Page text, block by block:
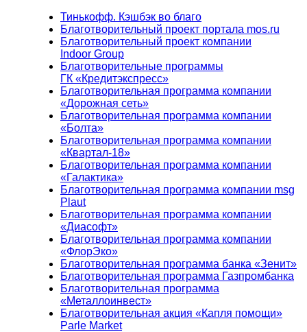
Тинькофф. Кэшбэк во благо
Благотворительный проект портала mos.ru
Благотворительный проект компании
Indoor Group
Благотворительные программы
ГК «Кредитэкспресс»
Благотворительная программа компании
«Дорожная сеть»
Благотворительная программа компании
«Болта»
Благотворительная программа компании
«Квартал-18»
Благотворительная программа компании
«Галактика»
Благотворительная программа компании msg
Plaut
Благотворительная программа компании
«Диасофт»
Благотворительная программа компании
«ФлорЭко»
Благотворительная программа банка «Зенит»
Благотворительная программа Газпромбанка
Благотворительная программа
«Металлоинвест»
Благотворительная акция «Капля помощи»
Parle Market